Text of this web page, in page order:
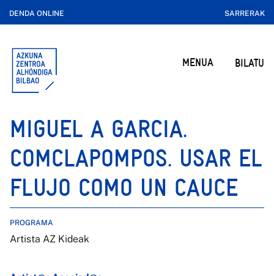
DENDA ONLINE SARRERAK
MENUA BILATU
MIGUEL A GARCIA.
COMCLAPOMPOS. USAR EL
FLUJO COMO UN CAUCE
PROGRAMA
Artista AZ Kideak